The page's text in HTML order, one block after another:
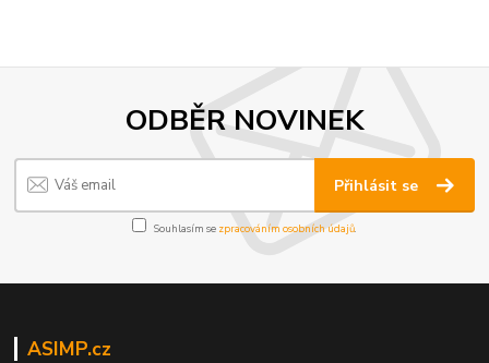
ODBĚR NOVINEK
Přihlásit se
Souhlasím se zpracováním osobních údajů.
ASIMP.cz